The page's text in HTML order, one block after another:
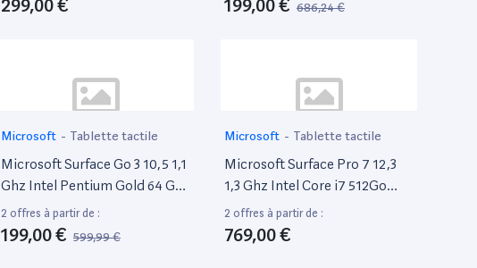
299,00 €
Emmc) – Platine
199,00 € 686,24 €
Microsoft - Tablette tactile
Microsoft Surface Go 3 10,5 1,1
Ghz Intel Pentium Gold 64 Go
Emmc [Wi-Fi] Platine
2 offres à partir de :
199,00 € 599,99 €
Microsoft - Tablette tactile
Microsoft Surface Pro 7 12,3
1,3 Ghz Intel Core i7 512Go
SSD 16Go Ram [Wi-Fi] Noir
2 offres à partir de :
769,00 €